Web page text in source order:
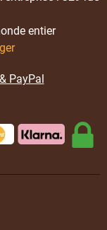
entier
PayPal